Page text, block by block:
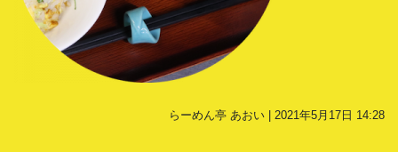
らーめん亭 あおい | 2021年5月17日 14:28